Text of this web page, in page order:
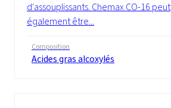
d'assouplissants. Chemax CO-16 peut
également être...
Composition
Acides gras alcoxylés